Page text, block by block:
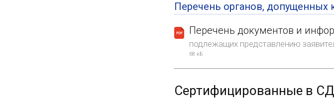
Перечень органов, допущенных
Перечень документов и
подлежащих представлению
68 кБ
Сертифицированные в